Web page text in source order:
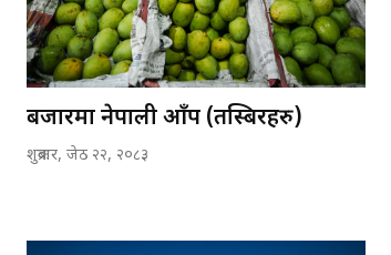
बजारमा नेपाली आँप (तस्बिरहरु)
शुक्रबार, जेठ २२, २०८३